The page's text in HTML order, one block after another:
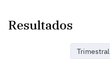
Resultados
Trimestral